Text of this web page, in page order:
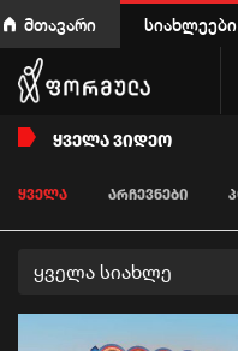
მთავარი სიახლეები
ᲧᲕᲔᲚᲐ ᲕᲘᲓᲔᲝ
ᲧᲕᲔᲚᲐ ᲐᲠᲩᲔᲕᲜᲔᲑᲘ
ყველა სიახლე